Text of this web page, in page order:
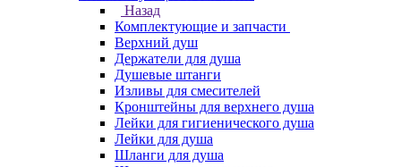
Назад
Комплектующие и запчасти
Верхний душ
Держатели для душа
Душевые штанги
Изливы для смесителей
Кронштейны для верхнего душа
Лейки для гигиенического душа
Лейки для душа
Шланги для душа